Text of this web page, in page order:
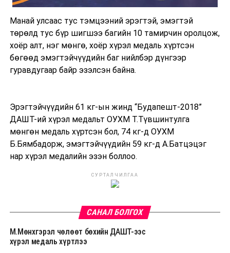
Манай улсаас тус тэмцээний эрэгтэй, эмэгтэй
төрөлд тус бүр шигшээ багийн 10 тамирчин оролцож,
хоёр алт, нэг мөнгө, хоёр хүрэл медаль хүртсэн
бөгөөд эмэгтэйчүүдийн баг нийлбэр дүнгээр
гуравдугаар байр эзэлсэн байна.
Эрэгтэйчүүдийн 61 кг-ын жинд “Будапешт-2018”
ДАШТ-ий хүрэл медальт ОУХМ Т.Түвшинтулга
мөнгөн медаль хүртсэн бол, 74 кг-д ОУХМ
Б.Бямбадорж, эмэгтэйчүүдийн 59 кг-д А.Батцэцэг
нар хүрэл медалийн эзэн боллоо.
СУРТАЛЧИЛГАА
САНАЛ БОЛГОХ
М.Мөнхгэрэл чөлөөт бөхийн ДАШТ-ээс
хүрэл медаль хүртлээ